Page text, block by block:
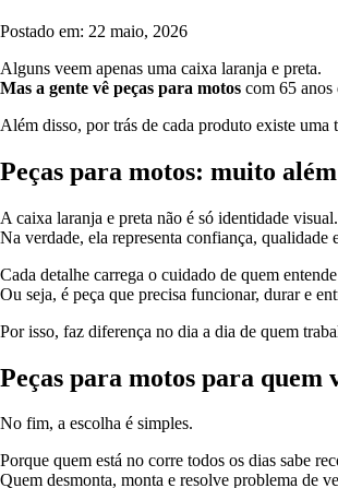
Postado em: 22 maio, 2026
Alguns veem apenas uma caixa laranja e preta.
Mas a gente vê peças para motos com 65 anos
Além disso, por trás de cada produto existe
Peças para motos: muito
A caixa laranja e preta não é só identidade visual.
Na verdade, ela representa confiança, qualidade
Cada detalhe carrega o cuidado de quem
Ou seja, é peça que precisa funcionar, durar e
Por isso, faz diferença no dia a dia de quem
Peças para motos para quem
No fim, a escolha é simples.
Porque quem está no corre todos os dias sabe
Quem desmonta, monta e resolve problema de